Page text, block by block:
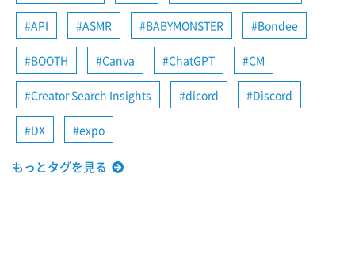
API ASMR BABYMONSTER Bondee
BOOTH Canva ChatGPT CM
Creator Search Insights dicord Discord
DX expo
もっとタグを見る